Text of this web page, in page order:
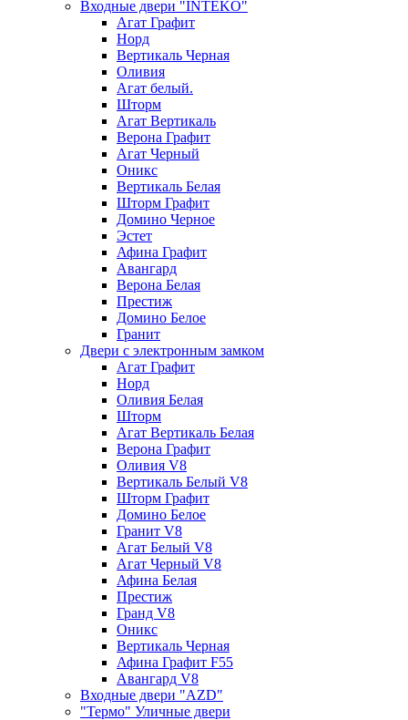
Входные двери "INTEKO"
Агат Графит
Норд
Вертикаль Черная
Оливия
Агат белый.
Шторм
Агат Вертикаль
Верона Графит
Агат Черный
Оникс
Вертикаль Белая
Шторм Графит
Домино Черное
Эстет
Афина Графит
Авангард
Верона Белая
Престиж
Домино Белое
Гранит
Двери с электронным замком
Агат Графит
Норд
Оливия Белая
Шторм
Агат Вертикаль Белая
Верона Графит
Оливия V8
Вертикаль Белый V8
Шторм Графит
Домино Белое
Гранит V8
Агат Белый V8
Агат Черный V8
Афина Белая
Престиж
Гранд V8
Оникс
Вертикаль Черная
Афина Графит F55
Авангард V8
Входные двери "AZD"
"Термо" Уличные двери